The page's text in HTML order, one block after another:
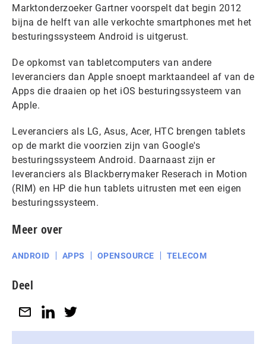
Marktonderzoeker Gartner voorspelt dat begin 2012
bijna de helft van alle verkochte smartphones met het
besturingssysteem Android is uitgerust.
De opkomst van tabletcomputers van andere
leveranciers dan Apple snoept marktaandeel af van de
Apps die draaien op het iOS besturingssysteem van
Apple.
Leveranciers als LG, Asus, Acer, HTC brengen tablets
op de markt die voorzien zijn van Google's
besturingssysteem Android. Daarnaast zijn er
leveranciers als Blackberrymaker Reserach in Motion
(RIM) en HP die hun tablets uitrusten met een eigen
besturingssysteem.
Meer over
ANDROID APPS OPENSOURCE TELECOM
Deel